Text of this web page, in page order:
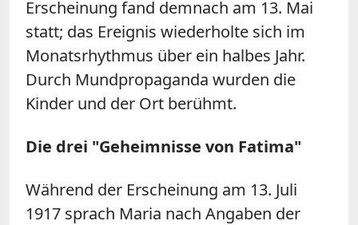
Erscheinung fand demnach am 13. Mai
statt; das Ereignis wiederholte sich im
Monatsrhythmus über ein halbes Jahr.
Durch Mundpropaganda wurden die
Kinder und der Ort berühmt.
Die drei "Geheimnisse von Fatima"
Während der Erscheinung am 13. Juli
1917 sprach Maria nach Angaben der